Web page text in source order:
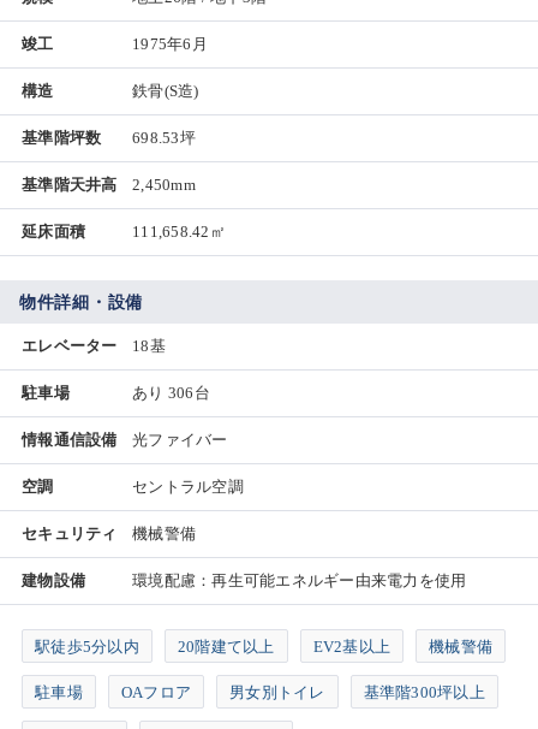
竣工 1975年6月
構造 鉄骨(S造)
基準階坪数 698.53坪
基準階天井高 2,450mm
延床面積 111,658.42㎡
物件詳細・設備
エレベーター 18基
駐車場 あり 306台
情報通信設備 光ファイバー
空調 セントラル空調
セキュリティ 機械警備
建物設備 環境配慮：再生可能エネルギー由来電力を使用
駅徒歩5分以内 20階建て以上 EV2基以上 機械警備
駐車場 OAフロア 男女別トイレ 基準階300坪以上